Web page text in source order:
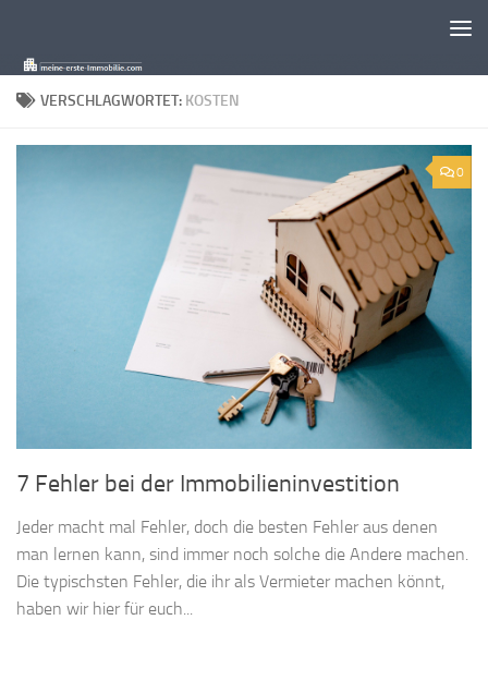
VERSCHLAGWORTET: KOSTEN
0
7 Fehler bei der Immobilieninvestition
Jeder macht mal Fehler, doch die besten Fehler aus denen
man lernen kann, sind immer noch solche die Andere machen.
Die typischsten Fehler, die ihr als Vermieter machen könnt,
haben wir hier für euch...